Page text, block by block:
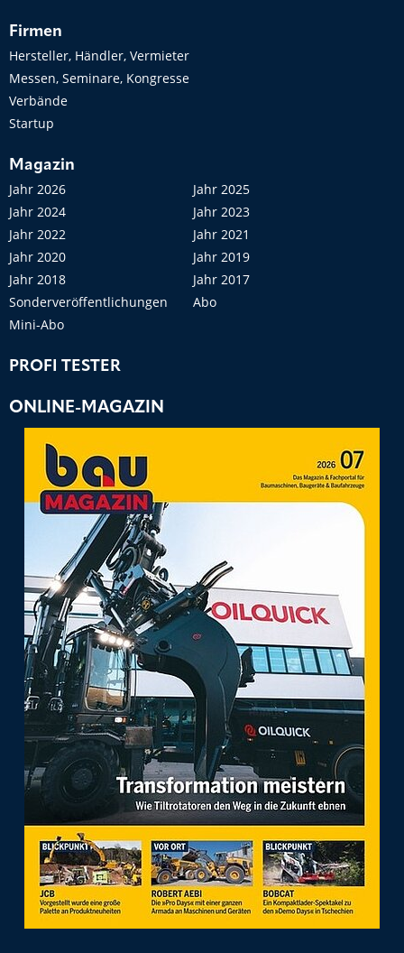
Firmen
Hersteller, Händler, Vermieter
Messen, Seminare, Kongresse
Verbände
Startup
Magazin
Jahr 2026
Jahr 2025
Jahr 2024
Jahr 2023
Jahr 2022
Jahr 2021
Jahr 2020
Jahr 2019
Jahr 2018
Jahr 2017
Sonderveröffentlichungen
Abo
Mini-Abo
PROFI TESTER
ONLINE-MAGAZIN